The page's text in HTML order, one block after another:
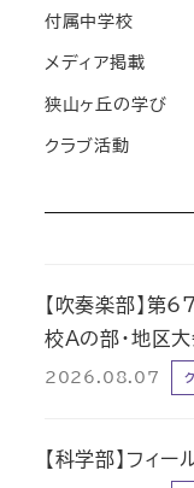
付属中学校
メディア掲載
狭山ヶ丘の学び
クラブ活動
【吹奏楽部】第
校Aの部・地区
2026.08.07
【科学部】フィ